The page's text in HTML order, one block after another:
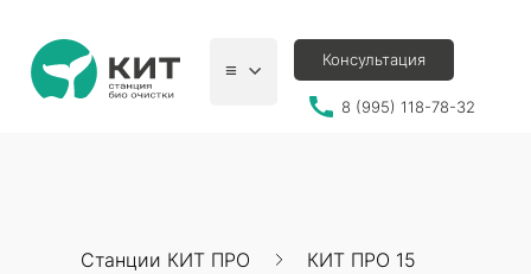
8 (995) 118-78-32
≡ Консультация
Станции КИТ ПРО КИТ ПРО 15